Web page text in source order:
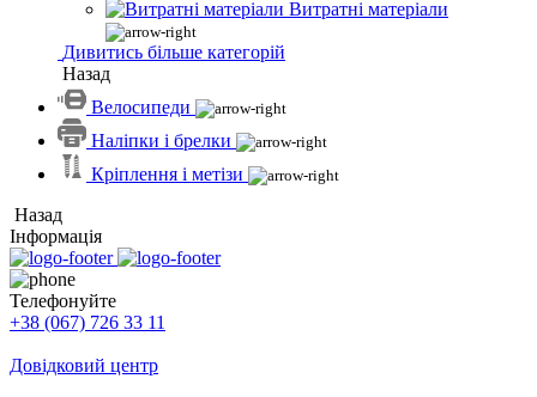
Витратні матеріали
Дивитись більше категорій
Назад
Велосипеди
Наліпки і брелки
Кріплення і метізи
Назад
Інформація
Телефонуйте
+38 (067) 726 33 11
Довідковий центр